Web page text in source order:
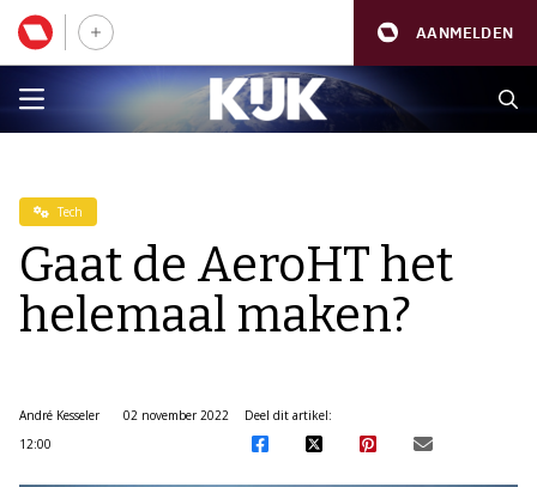
AANMELDEN
Tech
Gaat de AeroHT het
helemaal maken?
André Kesseler
02 november 2022
12:00
Deel dit artikel: